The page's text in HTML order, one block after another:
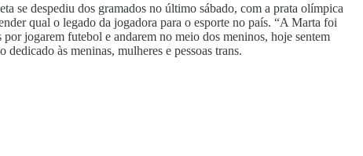
se despediu dos gramados no último sábado, com a prata olímpica
qual o legado da jogadora para o esporte no país. “A Marta foi
jogarem futebol e andarem no meio dos meninos, hoje sentem
às meninas, mulheres e pessoas trans.